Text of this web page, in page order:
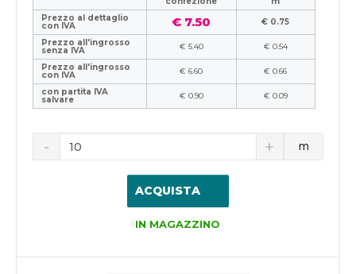
Prezzo al dettaglio
con IVA € 7.50
€ 0.75
Prezzo all'ingrosso
senza IVA € 5.40
€ 0.54
Prezzo all'ingrosso
con IVA € 6.60
€ 0.66
con partita IVA
salvare € 0.90 € 0.09
m
ACQUISTA
IN MAGAZZINO